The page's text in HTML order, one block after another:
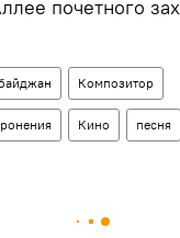
почетного
Композитор
Кино песня